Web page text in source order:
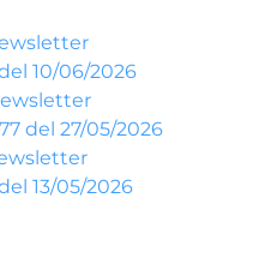
10/06/2026
del 27/05/2026
13/05/2026